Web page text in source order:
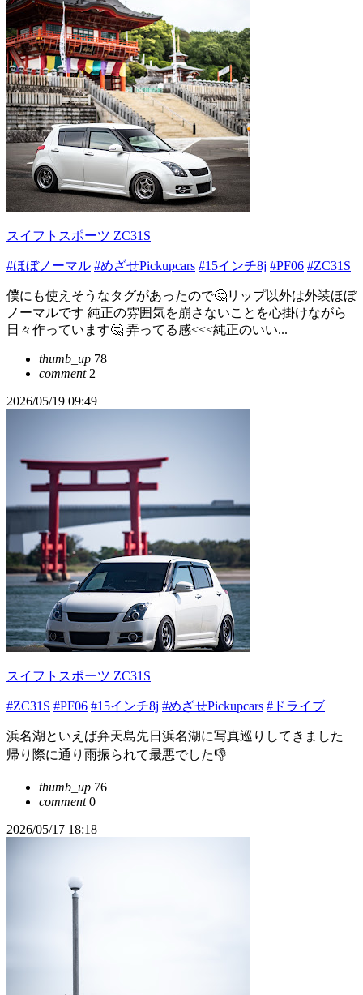
スイフトスポーツ ZC31S
#ほぼノーマル #めざせPickupcars #15インチ8j #PF06 #ZC31S
僕にも使えそうなタグがあったので🤔リップ以外は外装ほぼ
ノーマルです 純正の雰囲気を崩さないことを心掛けながら
日々作っています🤔 弄ってる感<<<純正のいい...
thumb_up 78
comment2
2026/05/19 09:49
スイフトスポーツ ZC31S
#ZC31S #PF06 #15インチ8j #めざせPickupcars #ドライブ
浜名湖といえば弁天島先日浜名湖に写真巡りしてきました
帰り際に通り雨振られて最悪でした👎
thumb_up 76
comment0
2026/05/17 18:18